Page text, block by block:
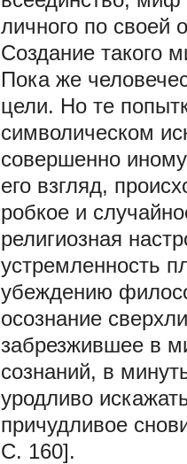
личного по своей
Создание такого
Пока же
цели. Но те
символическом
совершенно
его взгляд,
робкое и
религиозная
устремленность
убеждению
осознание
забрезжившее в
сознаний, в
уродливо
причудливое
С. 160].